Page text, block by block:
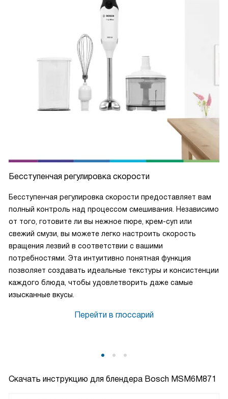
Скачать инструкцию для блендера Bosch MSM6M871
упростило мой кулинарный процесс, сделало его более
интересным и даже вдохновило меня на новые
гастрономические открытия!
Бесступенчая регулировка скорости
Бесступенчая регулировка скорости предоставляет вам
полный контроль над процессом смешивания. Независимо
от того, готовите ли вы нежное пюре, крем-суп или
свежий смузи, вы можете легко настроить скорость
вращения лезвий в соответствии с вашими
потребностями. Эта интуитивно понятная функция
позволяет создавать идеальные текстуры и консистенции
каждого блюда, чтобы удовлетворить даже самые
изысканные вкусы.
Перейти в глоссарий